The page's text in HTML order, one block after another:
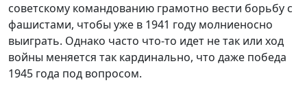
советскому командованию грамотно вести борьбу с
фашистами, чтобы уже в 1941 году молниеносно
выиграть. Однако часто что-то идет не так или ход
войны меняется так кардинально, что даже победа
1945 года под вопросом.